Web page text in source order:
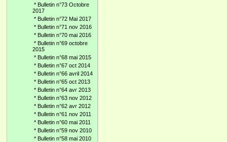
* Bulletin n°73 Octobre
2017
* Bulletin n°72 Mai 2017
* Bulletin n°71 nov 2016
* Bulletin n°70 mai 2016
* Bulletin n°69 octobre
2015
* Bulletin n°68 mai 2015
* Bulletin n°67 oct 2014
* Bulletin n°66 avril 2014
* Bulletin n°65 oct 2013
* Bulletin n°64 avr 2013
* Bulletin n°63 nov 2012
* Bulletin n°62 avr 2012
* Bulletin n°61 nov 2011
* Bulletin n°60 mai 2011
* Bulletin n°59 nov 2010
* Bulletin n°58 mai 2010